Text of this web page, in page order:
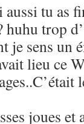
tu as
trop
je sens
lieu ce
joues et